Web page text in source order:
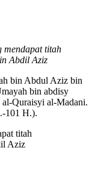
mendapat titah
Abdil Aziz
bin Abdul Aziz bin
bin abdisy
Quraisyi al-Madani.
101 H.).
titah
Aziz